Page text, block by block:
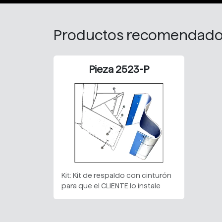
Productos
Pieza 2523-P
Kit: Kit de respaldo con cinturón
para que el CLIENTE lo instale